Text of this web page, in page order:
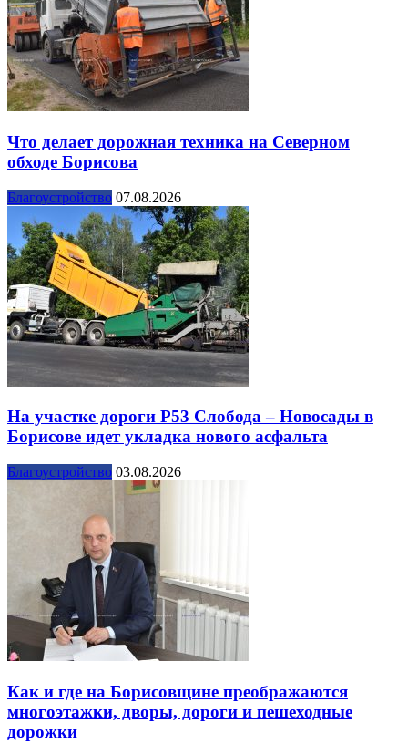
Что делает дорожная техника на Северном
обходе Борисова
Благоустройство 07.08.2026
На участке дороги Р53 Слобода – Новосады в
Борисове идет укладка нового асфальта
Благоустройство 03.08.2026
Как и где на Борисовщине преображаются
многоэтажки, дворы, дороги и пешеходные
дорожки